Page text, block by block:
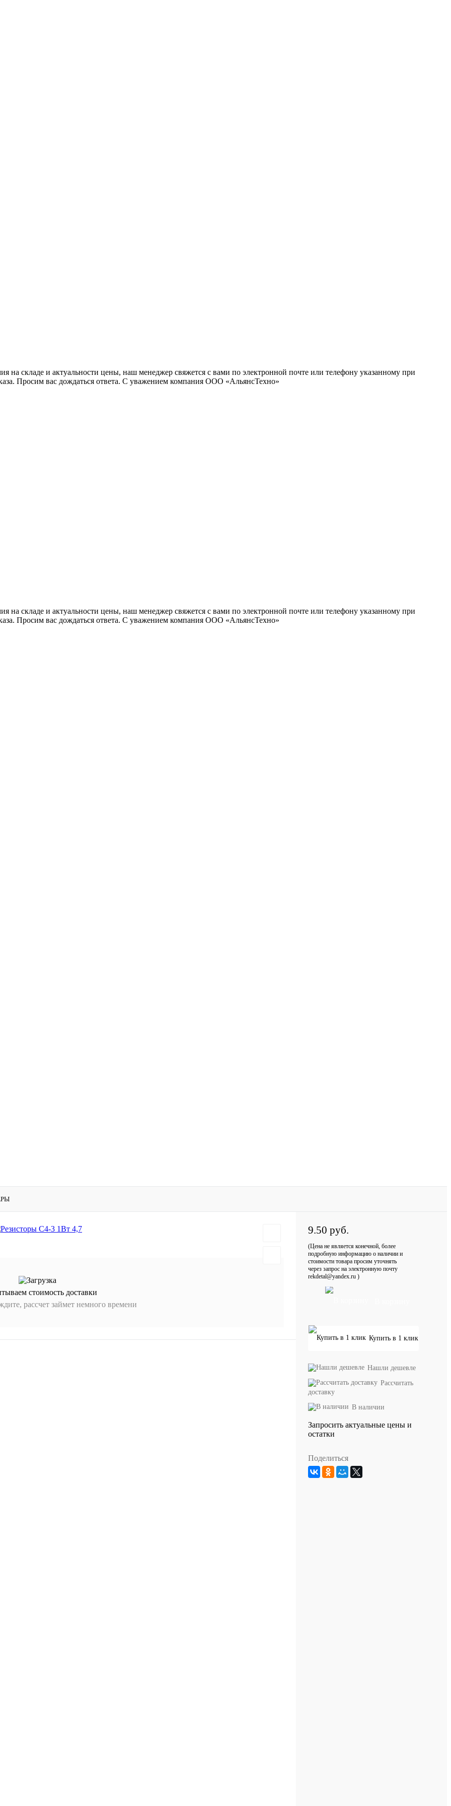
на складе и актуальности цены, наш менеджер свяжется с вами по электронной почте или телефону указанному при
Просим вас дождаться ответа. С уважением компания ООО «АльянсТехно»
на складе и актуальности цены, наш менеджер свяжется с вами по электронной почте или телефону указанному при
Просим вас дождаться ответа. С уважением компания ООО «АльянсТехно»
стоимость доставки
рассчет займет немного времени
9.50 руб.
(Цена не является конечной, более
подробную информацию о наличии и
стоимости товара просим уточнять
через запрос на электронную почту
rekdetal@yandex.ru )
Купить в 1 клик
Нашли дешевле
Рассчитать
доставку
В наличии
Запросить актуальные цены и
остатки
Поделиться